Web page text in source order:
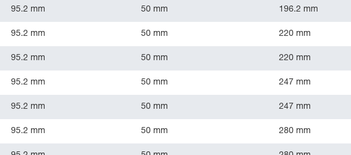
95.2 mm 50 mm 196.2 mm
95.2 mm 50 mm 220 mm
95.2 mm 50 mm 220 mm
95.2 mm 50 mm 247 mm
95.2 mm 50 mm 247 mm
95.2 mm 50 mm 280 mm